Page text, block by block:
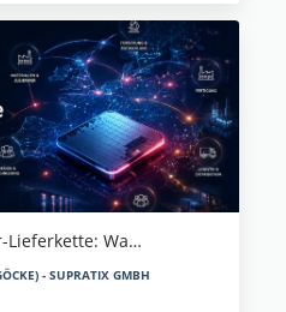
Lieferkette: Wa…
- SUPRATIX GMBH